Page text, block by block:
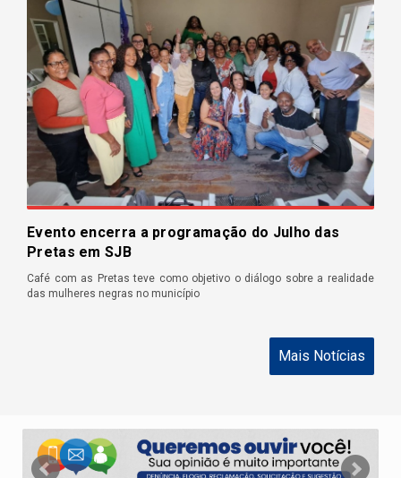
Evento encerra a programação do Julho das
Pretas em SJB
Café com as Pretas teve como objetivo o diálogo sobre a realidade
das mulheres negras no município
Mais Notícias